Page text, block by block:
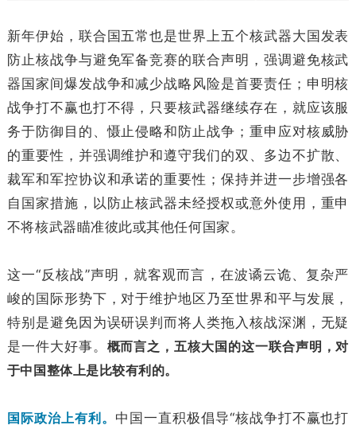
新年伊始，联合国五常也是世界上五个核武器大国发表
防止核战争与避免军备竞赛的联合声明，强调避免核武
器国家间爆发战争和减少战略风险是首要责任；申明核
战争打不赢也打不得，只要核武器继续存在，就应该服
务于防御目的、慑止侵略和防止战争；重申应对核威胁
的重要性，并强调维护和遵守我们的双、多边不扩散、
裁军和军控协议和承诺的重要性；保持并进一步增强各
自国家措施，以防止核武器未经授权或意外使用，重申
不将核武器瞄准彼此或其他任何国家。
这一“反核战”声明，就客观而言，在波谲云诡、复杂严
峻的国际形势下，对于维护地区乃至世界和平与发展，
特别是避免因为误研误判而将人类拖入核战深渊，无疑
是一件大好事。 概而言之，五核大国的这一联合声明，对
于中国整体上是比较有利的。
国际政治上有利。 中国一直积极倡导“核战争打不赢也打